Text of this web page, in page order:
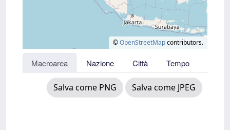
©OpenStreetMapcontributors.
Macroarea Nazione Città Tempo
Salva come PNG Salva come JPEG